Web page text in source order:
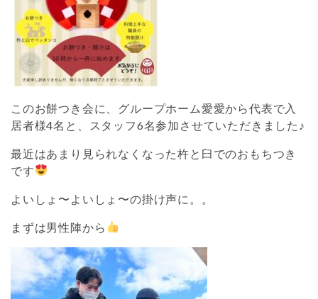
このお餅つき会に、グループホーム愛愛から代表で入
居者様4名と、スタッフ6名参加させていただきました♪
最近はあまり見られなくなった杵と臼でのおもちつき
です
よいしょ〜よいしょ〜の掛け声に。。
まずは男性陣から